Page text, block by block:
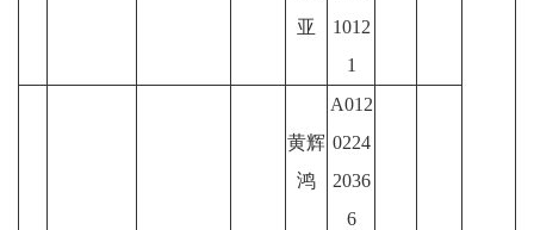
亚
1012
1
黄辉
鸿
A012
0224
2036
6